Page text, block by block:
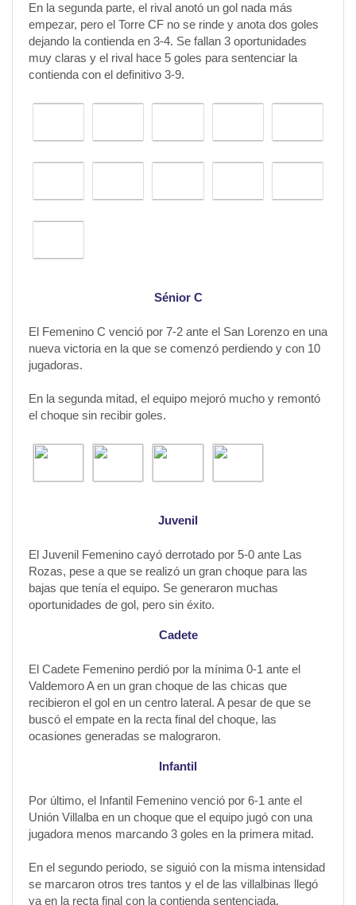
En la segunda parte, el rival anotó un gol nada más
empezar, pero el Torre CF no se rinde y anota dos goles
dejando la contienda en 3-4. Se fallan 3 oportunidades
muy claras y el rival hace 5 goles para sentenciar la
contienda con el definitivo 3-9.
Sénior C
El Femenino C venció por 7-2 ante el San Lorenzo en una
nueva victoria en la que se comenzó perdiendo y con 10
jugadoras.
En la segunda mitad, el equipo mejoró mucho y remontó
el choque sin recibir goles.
Juvenil
El Juvenil Femenino cayó derrotado por 5-0 ante Las
Rozas, pese a que se realizó un gran choque para las
bajas que tenía el equipo. Se generaron muchas
oportunidades de gol, pero sin éxito.
Cadete
El Cadete Femenino perdió por la mínima 0-1 ante el
Valdemoro A en un gran choque de las chicas que
recibieron el gol en un centro lateral. A pesar de que se
buscó el empate en la recta final del choque, las
ocasiones generadas se malograron.
Infantil
Por último, el Infantil Femenino venció por 6-1 ante el
Unión Villalba en un choque que el equipo jugó con una
jugadora menos marcando 3 goles en la primera mitad.
En el segundo periodo, se siguió con la misma intensidad
se marcaron otros tres tantos y el de las villalbinas llegó
ya en la recta final con la contienda sentenciada.